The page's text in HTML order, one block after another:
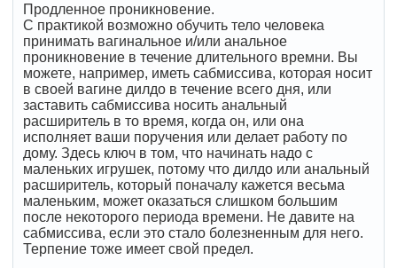
Продленное проникновение.
С практикой возможно обучить тело человека
принимать вагинальное и/или анальное
проникновение в течение длительного времни. Вы
можете, например, иметь сабмиссива, которая носит
в своей вагине дилдо в течение всего дня, или
заставить сабмиссива носить анальный
расширитель в то время, когда он, или она
исполняет ваши поручения или делает работу по
дому. Здесь ключ в том, что начинать надо с
маленьких игрушек, потому что дилдо или анальный
расширитель, который поначалу кажется весьма
маленьким, может оказаться слишком большим
после некоторого периода времени. Не давите на
сабмиссива, если это стало болезненным для него.
Терпение тоже имеет свой предел.